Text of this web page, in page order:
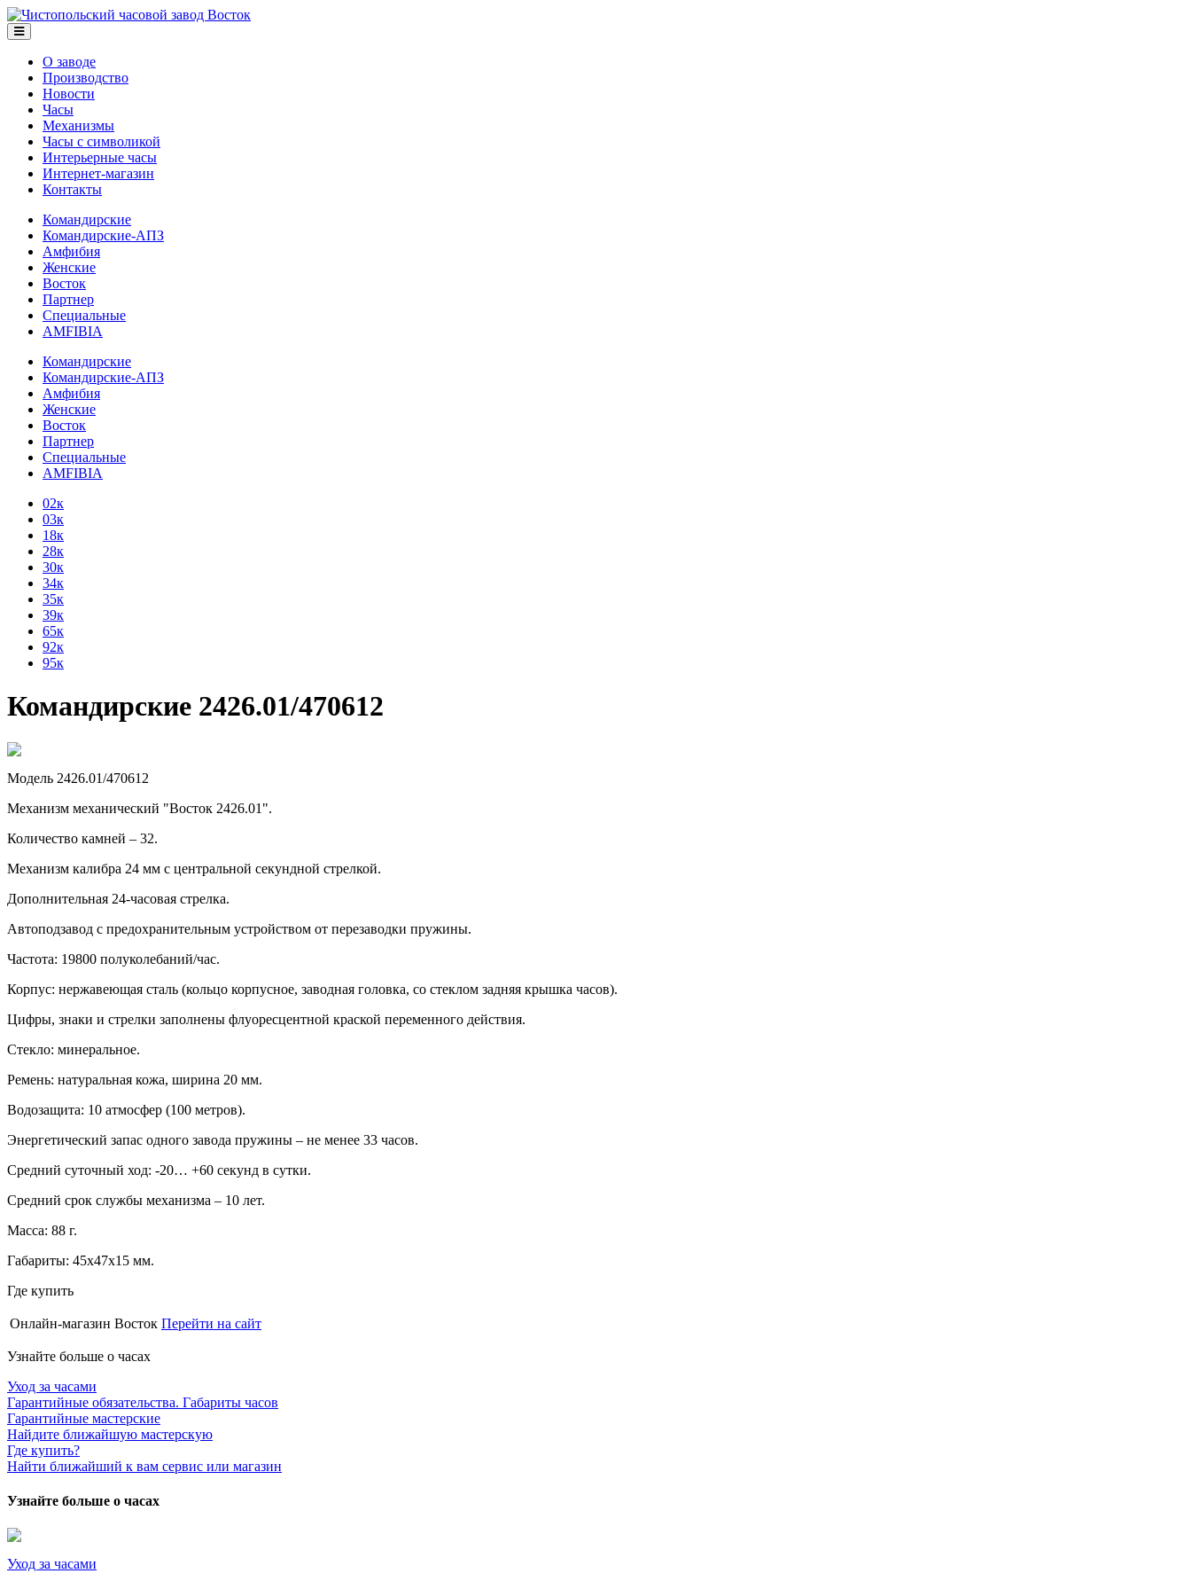
О заводе
Производство
Новости
Часы
Механизмы
Часы с символикой
Интерьерные часы
Интернет-магазин
Контакты
Командирские
Командирские-АПЗ
Амфибия
Женские
Восток
Партнер
Специальные
AMFIBIA
Командирские
Командирские-АПЗ
Амфибия
Женские
Восток
Партнер
Специальные
AMFIBIA
02к
03к
18к
28к
30к
34к
35к
39к
65к
92к
95к
Командирские 2426.01/470612
Модель 2426.01/470612
Механизм механический "Восток 2426.01".
Количество камней – 32.
Механизм калибра 24 мм с центральной секундной стрелкой.
Дополнительная 24-часовая стрелка.
Автоподзавод с предохранительным устройством от перезаводки пружины.
Частота: 19800 полуколебаний/час.
Корпус: нержавеющая сталь (кольцо корпусное, заводная головка, со стеклом задняя крышка часов).
Цифры, знаки и стрелки заполнены флуоресцентной краской переменного действия.
Стекло: минеральное.
Ремень: натуральная кожа, ширина 20 мм.
Водозащита: 10 атмосфер (100 метров).
Энергетический запас одного завода пружины – не менее 33 часов.
Средний суточный ход: -20… +60 секунд в сутки.
Средний срок службы механизма – 10 лет.
Масса: 88 г.
Габариты: 45х47х15 мм.
Где купить
Онлайн-магазин Восток Перейти на сайт
Узнайте больше о часах
Уход за часами
Гарантийные обязательства. Габариты часов
Гарантийные мастерские
Найдите ближайшую мастерскую
Где купить?
Найти ближайший к вам сервис или магазин
Узнайте больше о часах
Уход за часами